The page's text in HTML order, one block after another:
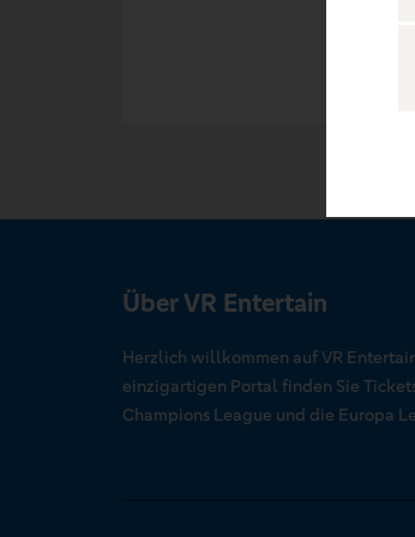
Über VR Entertain
Herzlich willkommen auf VR
einzigartigen Portal finden Sie
Champions League und die Europa